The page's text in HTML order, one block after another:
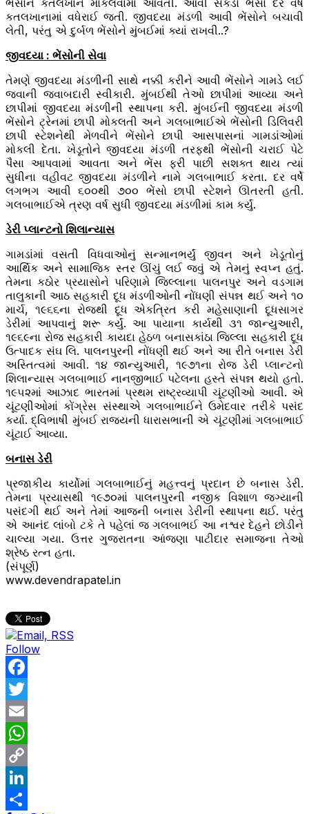
ભેંસોને કતલખાને મોકલવામાં આવતી. આવી સેંકડો ભેંસો દર વર્ષે
કતલખાનામાં વધેરાઈ જતી. જીવદયા મંડળી આવી ભેંસોને બચાવી
લેતી, પરંતુ એ દુર્બળ ભેંસોને મુંબઈમાં ક્યાં રાખવી..?
જીવદયા : ભેંસોની સેવા
તેમણે જીવદયા મંડળીની સાથે નક્કી કરીને આવી ભેંસોને ગામડે લઈ
જવાની જવાબદારી સ્વીકારી. મુંબઈથી તેઓ છાપીમાં આવ્યા અને
છાપીમાં જીવદયા મંડળીની સ્થાપના કરી. મુંબઈની જીવદયા મંડળી
ભેંસોને ટ્રેનમાં છાપી મોકલતી અને ગલબાભાઈએ ભેંસોની ડિલિવરી
છાપી સ્ટેશનેથી મેળવીને ભેંસોને છાપી આસપાસનાં ગામડાંઓમાં
મોકલી દેતા. ખેડૂતોને જીવદયા મંડળી તરફથી ભેંસોની ચરાઈ પેટે
પૈસા આપવામાં આવતા અને ભેંસ ફરી પાછી સશક્ત થાય ત્યાં
સુધીના વહીવટ જીવદયા મંડળીને નામે ગલબાભાઈ કરતા. દર વર્ષે
લગભગ આવી ૬૦૦થી ૭૦૦ ભેંસો છાપી સ્ટેશને ઊતરતી હતી.
ગલબાભાઈએ ત્રણ વર્ષ સુધી જીવદયા મંડળીમાં કામ કર્યું.
ડેરી પ્લાન્ટનો શિલાન્યાસ
ગામડાંમાં વસતી વિધવાઓનું સન્માનભર્યું જીવન અને ખેડૂતોનું
આર્થિક અને સામાજિક સ્તર ઊંચું લઈ જવું એ તેમનું સ્વપ્ન હતું.
તેમના કઠોર પ્રયાસોને પરિણામે જિલ્લાના પાલનપુર અને વડગામ
તાલુકાની આઠ સહકારી દૂધ મંડળીઓની નોંધણી સંપન્ન થઈ અને ૧૦
માર્ચ, ૧૯૬૬ના રોજથી દૂધ એકત્રિત કરી મહેસાણાની દૂધસાગર
ડેરીમાં આપવાનું શરૂ કર્યું. આ પાયાના કાર્યથી ૩૧ જાન્યુઆરી,
૧૯૬૯ના રોજ સહકારી કાયદા હેઠળ બનાસકાંઠા જિલ્લા સહકારી દૂધ
ઉત્પાદક સંઘ લિ. પાલનપુરની નોંધણી થઈ અને આ રીતે બનાસ ડેરી
અસ્તિત્વમાં આવી. ૧૪ જાન્યુઆરી, ૧૯૭૧ના રોજ ડેરી પ્લાન્ટનો
શિલાન્યાસ ગલબાભાઈ નાનજીભાઈ પટેલના હસ્તે સંપન્ન થયો હતો.
૧૯૫૨માં આઝાદ ભારતમાં પ્રથમ રાષ્ટ્રવ્યાપી ચૂંટણીઓ આવી. એ
ચૂંટણીઓમાં કોંગ્રેસ સંસ્થાએ ગલબાભાઈને ઉમેદવાર તરીકે પસંદ
કર્યા. દ્વિભાષી મુંબઈ રાજ્યની ધારાસભાની એ ચૂંટણીમાં ગલબાભાઈ
ચૂંટાઈ આવ્યા.
બનાસ ડેરી
પ્રજાકીય કાર્યોમાં ગલબાભાઈનું મહત્ત્વનું પ્રદાન છે બનાસ ડેરી.
તેમના પ્રયાસથી ૧૯૭૦માં પાલનપુરની નજીક વિશાળ જગ્યાની
પસંદગી થઈ અને તેમાં આજની બનાસ ડેરીની સ્થાપના થઈ. પરંતુ
એ આનંદ લાંબો ટકે તે પહેલાં જ ગલબાભઈ આ નશ્વર દેહને છોડીને
ચાલ્યા ગયા. ઉત્તર ગુજરાતના આંજણા પાટીદાર સમાજના તેઓ
શ્રેષ્ઠ રત્ન હતા.
(સંપૂર્ણ)
www.devendrapatel.in
Follow
Facebook
Twitter
Email
WhatsApp
Copy
Link
LinkedIn